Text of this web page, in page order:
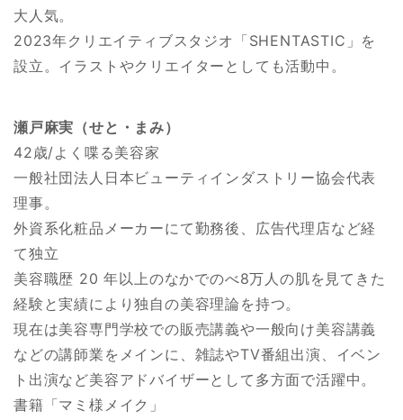
大人気。
2023年クリエイティブスタジオ「SHENTASTIC」を
設立。イラストやクリエイターとしても活動中。
瀬戸麻実（せと・まみ）
42歳/よく喋る美容家
一般社団法人日本ビューティインダストリー協会代表
理事。
外資系化粧品メーカーにて勤務後、広告代理店など経
て独立
美容職歴 20 年以上のなかでのべ8万人の肌を見てきた
経験と実績により独自の美容理論を持つ。
現在は美容専門学校での販売講義や一般向け美容講義
などの講師業をメインに、雑誌やTV番組出演、イベン
ト出演など美容アドバイザーとして多方面で活躍中。
書籍「マミ様メイク」